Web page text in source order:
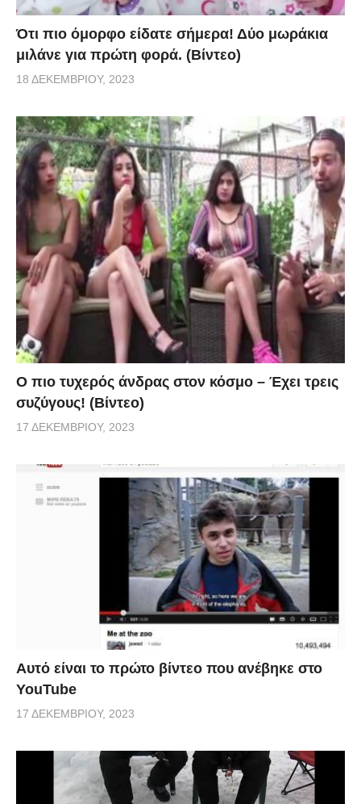
Ότι πιο όμορφο είδατε σήμερα! Δύο μωράκια
μιλάνε για πρώτη φορά. (Βίντεο)
18 ΔΕΚΕΜΒΡΊΟΥ, 2023
Ο πιο τυχερός άνδρας στον κόσμο – Έχει τρεις
συζύγους! (Βίντεο)
17 ΔΕΚΕΜΒΡΊΟΥ, 2023
Αυτό είναι το πρώτο βίντεο που ανέβηκε στο
YouTube
17 ΔΕΚΕΜΒΡΊΟΥ, 2023